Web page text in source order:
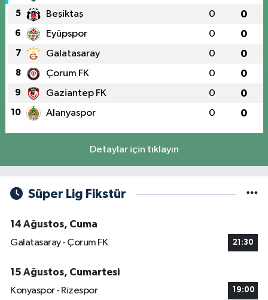
5 Beşiktaş 0 0
6 Eyüpspor 0 0
7 Galatasaray 0 0
8 Çorum FK 0 0
9 Gaziantep FK 0 0
10 Alanyaspor 0 0
Detaylar için tıklayın
Süper Lig Fikstür
14 Ağustos, Cuma
Galatasaray - Çorum FK
21:30
15 Ağustos, Cumartesi
Konyaspor - Rizespor
19:00